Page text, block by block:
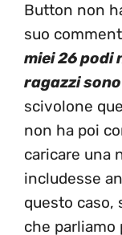
Button non
suo
miei 26 podi
ragazzi
scivolone
non ha poi
caricare una
includesse
questo caso,
che parliamo